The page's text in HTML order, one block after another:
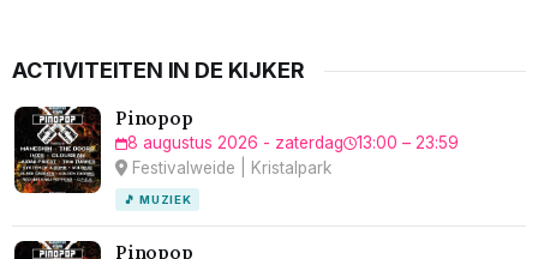
ACTIVITEITEN IN DE KIJKER
Pinopop
8 augustus 2026 - zaterdag
13:00 – 23:59
Festivalweide | Kristalpark
🎵 MUZIEK
Pinopop